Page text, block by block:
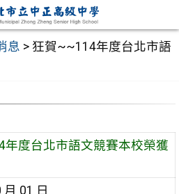
息 > 狂賀~~114年度台北市語
度台北市語文競賽本校榮獲
月 01 日